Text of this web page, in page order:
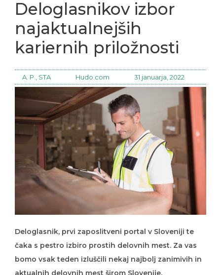
Deloglasnikov izbor
najaktualnejših
kariernih priložnosti
A. P., STA Hudo.com 31 januarja, 2022
Deloglasnik, prvi zaposlitveni portal v Sloveniji te
čaka s pestro izbiro prostih delovnih mest. Za vas
bomo vsak teden izluščili nekaj najbolj zanimivih in
aktualnih delovnih mest širom Slovenije.